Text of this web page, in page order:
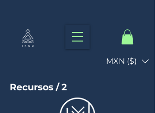
MXN ($)
Recursos / 2